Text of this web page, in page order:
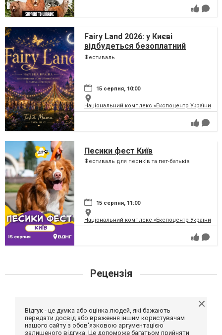
Fairy Land 2026: у Києві
відбудеться безоплатний
сімейний фестиваль, який
Фестиваль
15 серпня, 10:00
Національний комплекс «Експоцентр України»
Песики фест Київ
Фестиваль для песиків та пет-батьків
15 серпня, 11:00
Національний комплекс «Експоцентр України»
Рецензія
Відгук - це думка або оцінка людей, які бажають
передати досвід або враження іншим користувачам
нашого сайту з обов'язковою аргументацією
залишеного відгука. Це допоможе багатьом прийняти